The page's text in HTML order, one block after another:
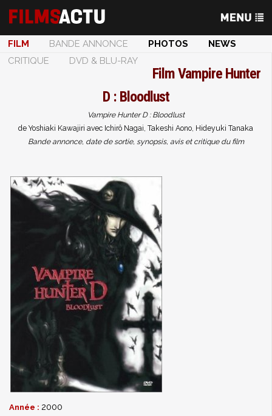
FILM BANDE ANNONCE PHOTOS
NEWS
CRITIQUE
DVD & BLU-RAY
FilmVampire Hunter
D : Bloodlust
Vampire Hunter D : Bloodlust
de Yoshiaki Kawajiri avec Ichirô Nagai, Takeshi Aono, Hideyuki Tanaka
Bande annonce, date de sortie, synopsis, avis et critique du film
Année : 2000